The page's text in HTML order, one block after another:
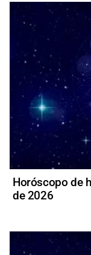
Horóscopo de
de 2026